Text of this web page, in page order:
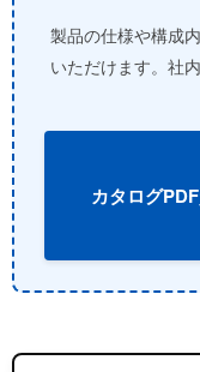
製品の仕様や構成
いただけます。社
カタログ